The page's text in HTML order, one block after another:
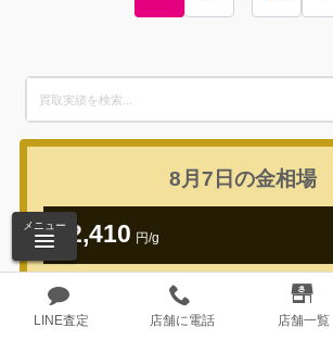
メニュー
LINE査定 店舗に電話 店舗一覧
for:
8月7日の金相場
22,410 円/g